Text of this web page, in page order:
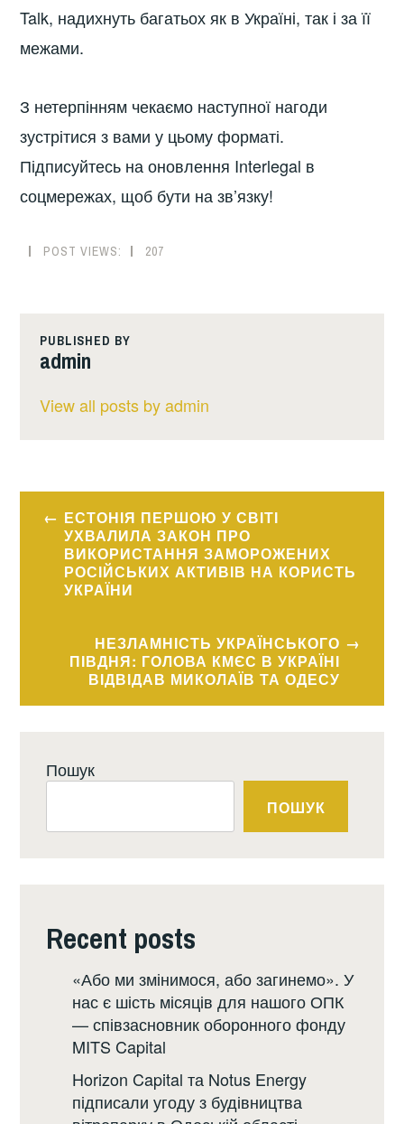
Talk, надихнуть багатьох як в Україні, так і за її
межами.
З нетерпінням чекаємо наступної нагоди
зустрітися з вами у цьому форматі.
Підписуйтесь на оновлення Interlegal в
соцмережах, щоб бути на зв’язку!
POST VIEWS: 207
PUBLISHED BY
admin
View all posts by admin
Навігація
записів
ЕСТОНІЯ ПЕРШОЮ У СВІТІ
УХВАЛИЛА ЗАКОН ПРО
ВИКОРИСТАННЯ ЗАМОРОЖЕНИХ
РОСІЙСЬКИХ АКТИВІВ НА КОРИСТЬ
УКРАЇНИ
НЕЗЛАМНІСТЬ УКРАЇНСЬКОГО
ПІВДНЯ: ГОЛОВА КМЄС В УКРАЇНІ
ВІДВІДАВ МИКОЛАЇВ ТА ОДЕСУ
Пошук
ПОШУК
Recent posts
«Або ми змінимося, або загинемо». У
нас є шість місяців для нашого ОПК
— співзасновник оборонного фонду
MITS Capital
Horizon Capital та Notus Energy
підписали угоду з будівництва